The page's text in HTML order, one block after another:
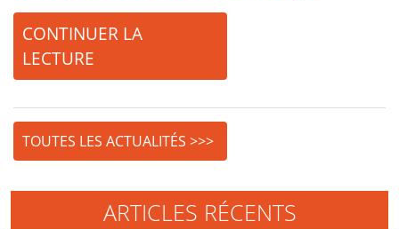
CONTINUER LA
LECTURE
TOUTES LES ACTUALITÉS >>>
ARTICLES RÉCENTS